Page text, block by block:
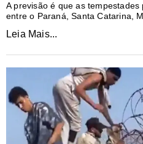
A previsão é que as
entre o Paraná, Santa Catarina,
Leia Mais...